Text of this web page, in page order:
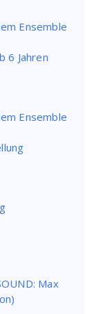
Ensemble
6 Jahren
Ensemble
Max